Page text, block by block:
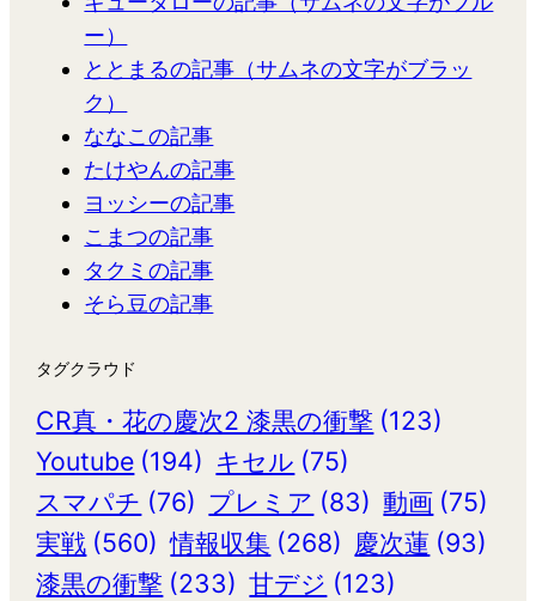
ー）
ととまるの記事（サムネの文字がブラッ
ク）
ななこの記事
たけやんの記事
ヨッシーの記事
こまつの記事
タクミの記事
そら豆の記事
タグクラウド
CR真・花の慶次2 漆黒の衝撃 (123)
Youtube (194) キセル (75)
スマパチ (76) プレミア (83) 動画 (75)
実戦 (560) 情報収集 (268) 慶次蓮 (93)
漆黒の衝撃 (233) 甘デジ (123)